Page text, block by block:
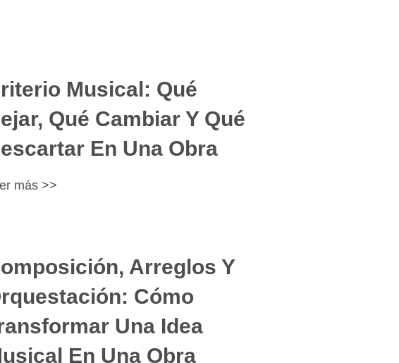
Musical: Qué
Qué Cambiar Y Qué
En Una Obra
más >>
Arreglos Y
Cómo
Una Idea
En Una Obra